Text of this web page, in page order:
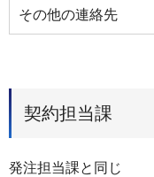
その他の連絡先
契約担当課
発注担当課と同じ